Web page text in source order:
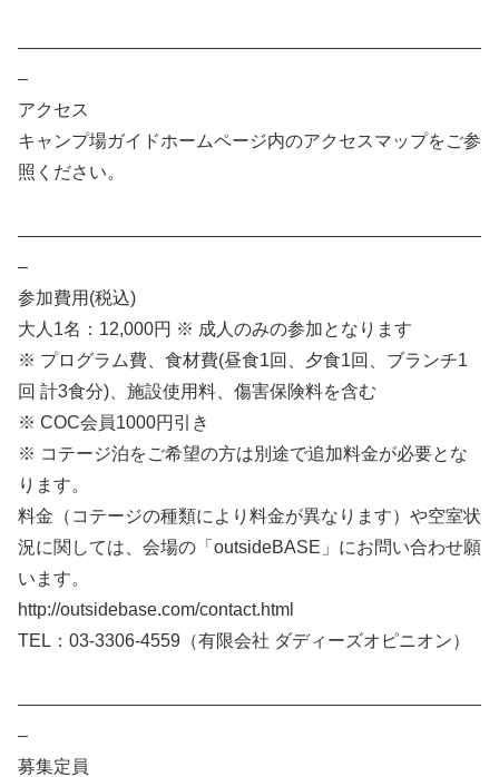
——————————————————————————
–
アクセス
キャンプ場ガイドホームページ内のアクセスマップをご参
照ください。
——————————————————————————
–
参加費用(税込)
大人1名：12,000円 ※ 成人のみの参加となります
※ プログラム費、食材費(昼食1回、夕食1回、ブランチ1
回 計3食分)、施設使用料、傷害保険料を含む
※ COC会員1000円引き
※ コテージ泊をご希望の方は別途で追加料金が必要とな
ります。
料金（コテージの種類により料金が異なります）や空室状
況に関しては、会場の「outsideBASE」にお問い合わせ願
います。
http://outsidebase.com/contact.html
TEL：03-3306-4559（有限会社 ダディーズオピニオン）
——————————————————————————
–
募集定員